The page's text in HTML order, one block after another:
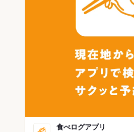
食べログアプリ